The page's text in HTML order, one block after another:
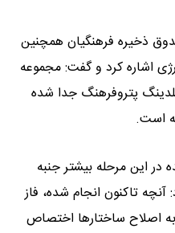
ذخیره فرهنگیان همچنین
اشاره کرد و گفت: مجموعه
پتروفرهنگ جدا شده
است.
در این مرحله بیشتر جنبه
تاکنون انجام شده، فاز
اصلاح ساختارها اختصاص